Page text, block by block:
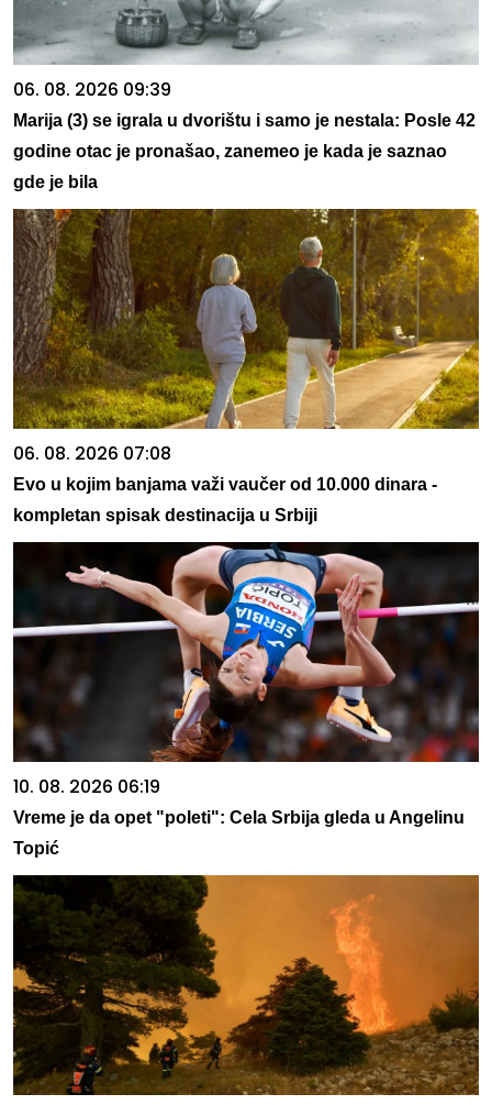
06. 08. 2026 09:39
Marija (3) se igrala u dvorištu i samo je nestala: Posle 42
godine otac je pronašao, zanemeo je kada je saznao
gde je bila
06. 08. 2026 07:08
Evo u kojim banjama važi vaučer od 10.000 dinara -
kompletan spisak destinacija u Srbiji
10. 08. 2026 06:19
Vreme je da opet "poleti": Cela Srbija gleda u Angelinu
Topić